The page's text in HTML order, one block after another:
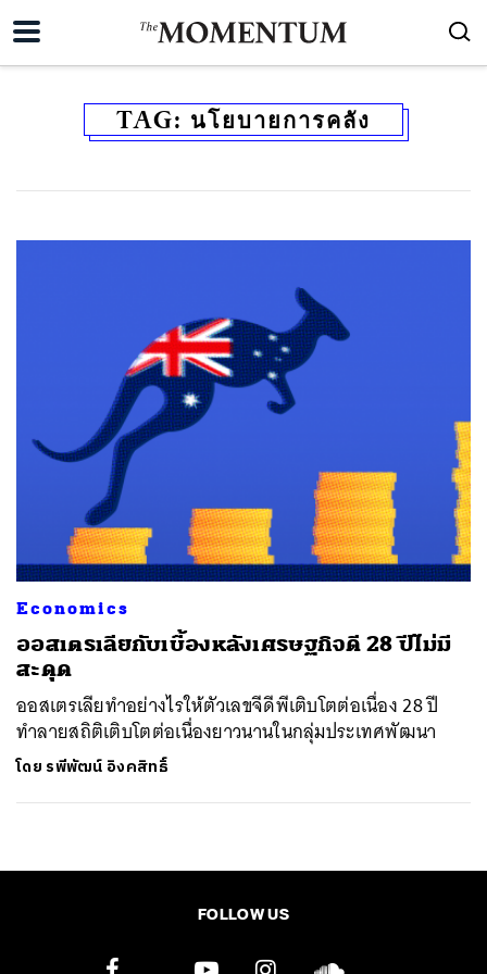
TAG: นโยบายการคลัง
Economics
ออสเตรเลียกับเบื้องหลังเศรษฐกิจดี 28 ปีไม่มี
สะดุด
ออสเตรเลียทำอย่างไรให้ตัวเลขจีดีพีเติบโตต่อเนื่อง 28 ปี
ทำลายสถิติเติบโตต่อเนื่องยาวนานในกลุ่มประเทศพัฒนา
โดย รพีพัฒน์ อิงคสิทธิ์
FOLLOW US
SHARE TWEET LINE EMAIL